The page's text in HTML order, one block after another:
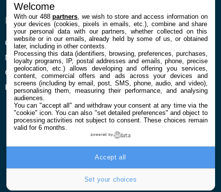
ENTREPRISE
Qui sommes nous
Mentions légales et CGU
Confidentialité et Cookies
Préférences cookies
À PROPOS
La rédaction
Contact
Welcome
With our 488partners , we wish to store and access information on
your devices (cookies, pixels in emails, etc.), combine and share
your personal data with our partners, whether collected on this
website or in our emails, already held by some of us, or obtained
later, including in other contexts.
Processing this data (identifiers, browsing, preferences, purchases,
loyalty programs, IP, postal addresses and emails, phone, precise
geolocation, etc.) allows developing and offering you services,
content, commercial offers and ads across your devices and
screens (including by email, post, SMS, phone, audio, and video),
personalising them, measuring their performance, and analysing
audiences.
You can "accept all" and withdraw your consent at any time via the
"cookie" icon. You can also "set detailed preferences" and object to
processing activities not subject to consent. These choices remain
valid for 6 months.
powered by
Set your choices
Accept all